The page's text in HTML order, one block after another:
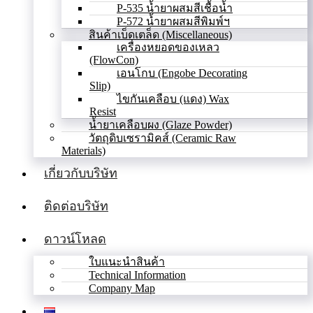
P-535 น้ำยาผสมสีเชื้อน้ำ
P-572 น้ำยาผสมสีพิมพ์ฯ
สินค้าเบ็ดเตล็ด (Miscellaneous)
เครื่องหยอดของเหลว
(FlowCon)
เอนโกบ (Engobe Decorating
Slip)
ไขกันเคลือบ (แดง) Wax
Resist
น้ำยาเคลือบผง (Glaze Powder)
วัตถุดิบเซรามิคส์ (Ceramic Raw
Materials)
เกี่ยวกับบริษัท
ติดต่อบริษัท
ดาวน์โหลด
ใบแนะนำสินค้า
Technical Information
Company Map